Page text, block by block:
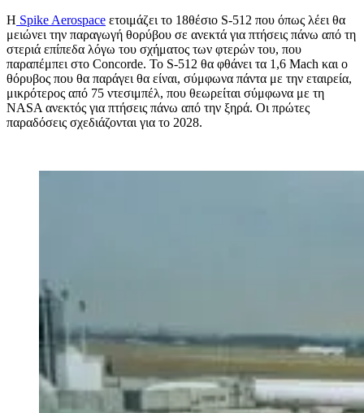
Η Spike Aerospace ετοιμάζει το 18θέσιο S-512 που όπως λέει θα
μειώνει την παραγωγή θορύβου σε ανεκτά για πτήσεις πάνω από τη
στεριά επίπεδα λόγω του σχήματος των φτερών του, που
παραπέμπει στο Concorde. Το S-512 θα φθάνει τα 1,6 Μach και ο
θόρυβος που θα παράγει θα είναι, σύμφωνα πάντα με την εταιρεία,
μικρότερος από 75 ντεσιμπέλ, που θεωρείται σύμφωνα με τη
NASA ανεκτός για πτήσεις πάνω από την ξηρά. Οι πρώτες
παραδόσεις σχεδιάζονται για το 2028.